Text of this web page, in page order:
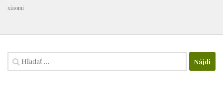
xiaomi
Hľadať: